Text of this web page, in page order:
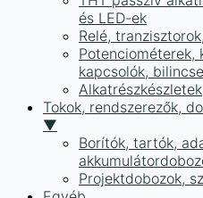
és LED-ek
Relé,
Potenciométerek,
kapcsolók,
Alkatrészkészletek
Tokok, rendszerezők,
▼
Borítók, tartók,
Projektdobozok,